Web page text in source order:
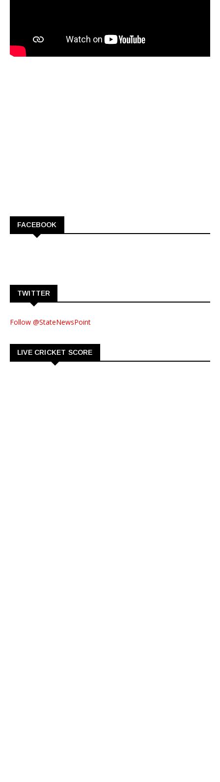
FACEBOOK
TWITTER
Follow @StateNewsPoint
LIVE CRICKET SCORE